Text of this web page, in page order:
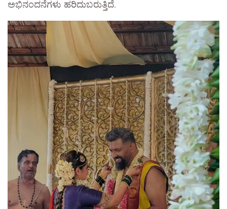
ಅಭಿನಂದನೆಗಳು ಹರಿದುಬರುತ್ತಿದೆ.